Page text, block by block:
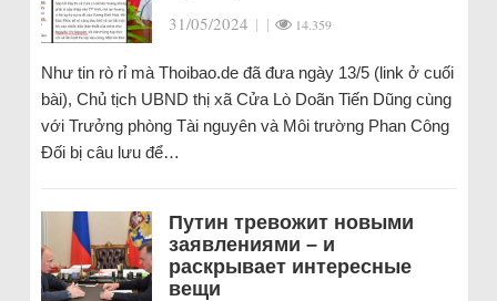
31/05/2024 | | 14.359
Như tin rò rỉ mà Thoibao.de đã đưa ngày 13/5 (link ở cuối
bài), Chủ tịch UBND thị xã Cửa Lò Doãn Tiến Dũng cùng
với Trưởng phòng Tài nguyên và Môi trường Phan Công
Đối bị câu lưu để…
Путин тревожит новыми
заявлениями – и
раскрывает интересные
вещи